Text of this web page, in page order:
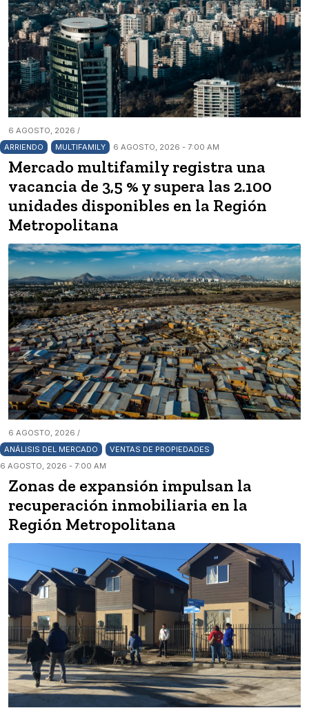
6 AGOSTO, 2026 /
ARRIENDO
MULTIFAMILY 6 AGOSTO, 2026 - 7:00 AM
Mercado multifamily registra una
vacancia de 3,5 % y supera las 2.100
unidades disponibles en la Región
Metropolitana
6 AGOSTO, 2026 /
ANÁLISIS DEL MERCADO
VENTAS DE PROPIEDADES
6 AGOSTO, 2026 - 7:00 AM
Zonas de expansión impulsan la
recuperación inmobiliaria en la
Región Metropolitana